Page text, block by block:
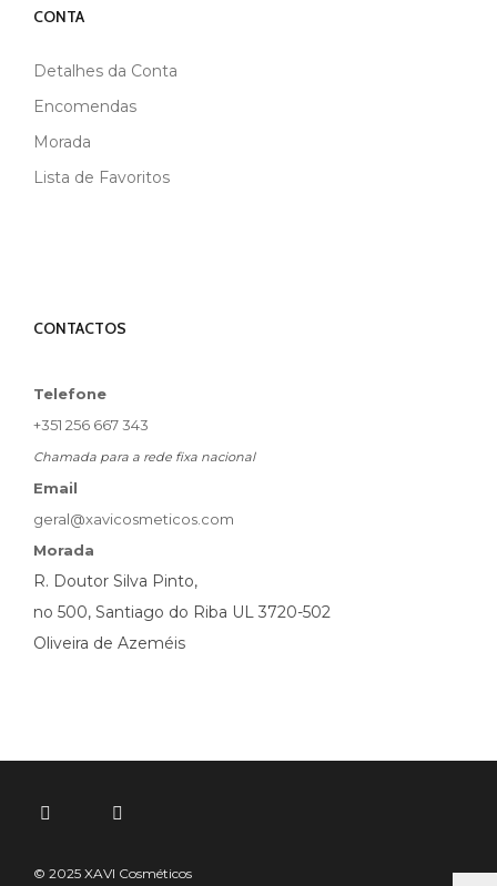
CONTA
Detalhes da Conta
Encomendas
Morada
Lista de Favoritos
CONTACTOS
Telefone
+351 256 667 343
Chamada para a rede fixa nacional
Email
geral@xavicosmeticos.com
Morada
R. Doutor Silva Pinto,
no 500, Santiago do Riba UL 3720-502
Oliveira de Azeméis
© 2025 XAVI Cosméticos